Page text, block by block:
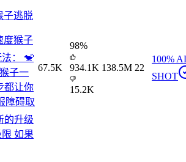
子逃脱
度猴子
： 🐒
子一
都让你
障碍取
的升级
如果
67.5K
98%
934.1K
15.2K
138.5M 22
100%
SHOT